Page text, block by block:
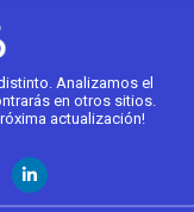
Analizamos el
en otros sitios.
actualización!